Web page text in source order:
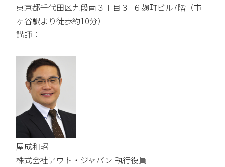
東京都千代田区九段南３丁目３−６麹町ビル7階（市
ヶ谷駅より徒歩約10分）
講師：
屋成和昭
株式会社アウト・ジャパン 執行役員